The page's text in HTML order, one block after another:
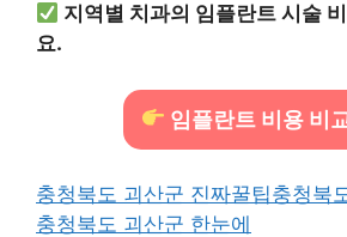
지역별 치과의 임플란트 시술
요.
임플란트 비용 비
충청북도 괴산군 진짜꿀팁충청북
충청북도 괴산군 한눈에